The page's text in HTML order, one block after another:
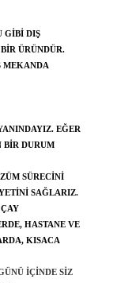
GIBI DIŞ
ÜRÜNDÜR.
MEKANDA
EĞER
BIR DURUM
SÜRECINI
SAĞLARIZ.
HASTANE VE
KISACA
IÇINDE SIZ